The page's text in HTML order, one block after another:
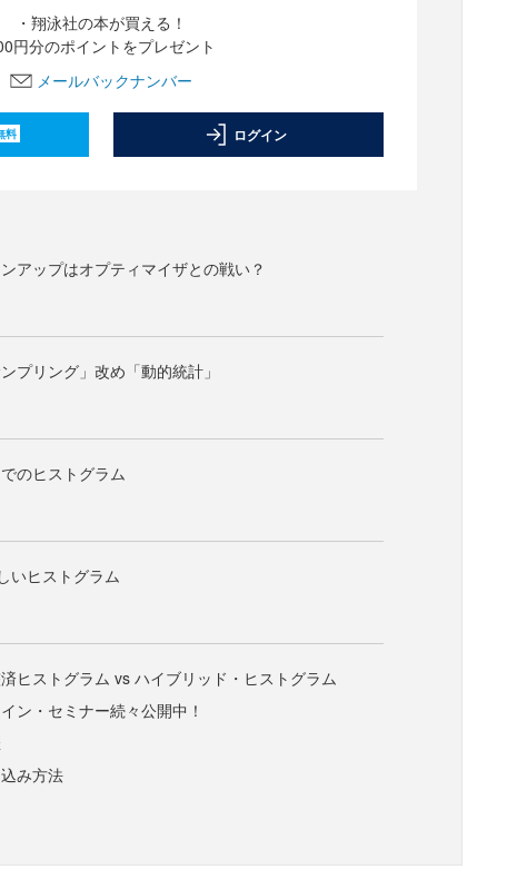
・翔泳社の本が買える！
円分のポイントをプレゼント
メールバックナンバー
料 ログイン
アップはオプティマイザとの戦い？
ンプリング」改め「動的統計」
のヒストグラム
いヒストグラム
ヒストグラム vs ハイブリッド・ヒストグラム
ン・セミナー続々公開中！
み方法